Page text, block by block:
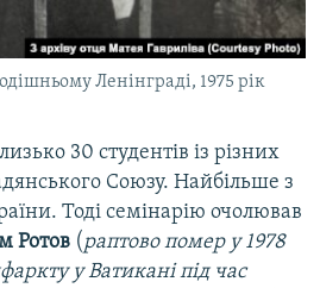
Ленінграді, 1975 рік
30 студентів із різних
Союзу. Найбільше з
Тоді семінарію очолював
Ротов ( раптово помер у 1978
у Ватикані під час